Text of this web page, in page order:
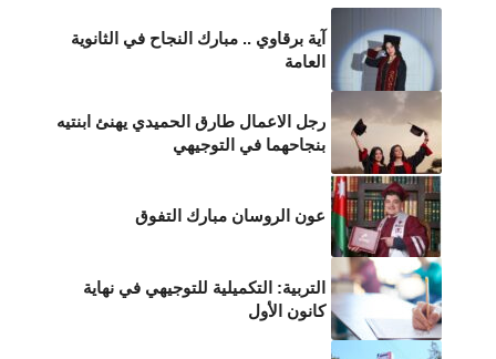
آية برقاوي .. مبارك النجاح في الثانوية
العامة
رجل الاعمال طارق الحميدي يهنئ ابنتيه
بنجاحهما في التوجيهي
عون الروسان مبارك التفوق
التربية: التكميلية للتوجيهي في نهاية
كانون الأول